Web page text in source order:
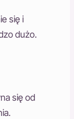
się i
dużo.
się od